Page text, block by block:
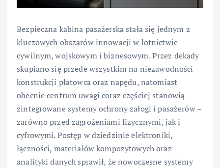
Bezpieczna kabina pasażerska stała się jednym z
kluczowych obszarów innowacji w lotnictwie
cywilnym, wojskowym i biznesowym. Przez dekady
skupiano się przede wszystkim na niezawodności
konstrukcji płatowca oraz napędu, natomiast
obecnie centrum uwagi coraz częściej stanowią
zintegrowane systemy ochrony załogi i pasażerów –
zarówno przed zagrożeniami fizycznymi, jak i
cyfrowymi. Postęp w dziedzinie elektroniki,
łączności, materiałów kompozytowych oraz
analityki danych sprawił, że nowoczesne systemy